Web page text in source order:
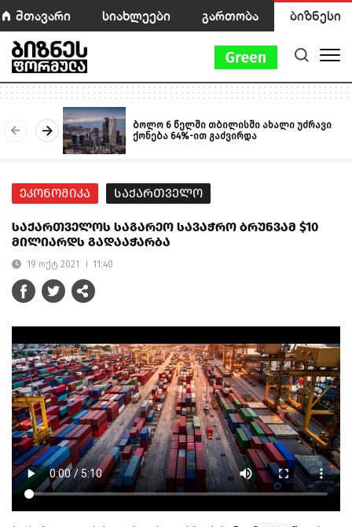
მთავარი სიახლეები გართობა ბიზნესი
ბოლო 6 წელში თბილისში ახალი უძრავი
ქონება 64%-ით გაძვირდა
ეკონომიკა საქართველო
საქართველოს საგარეო სავაჭრო ბრუნვამ $10
მილიარდს გადააჭარბა
19 ოქტ 2021 11:40